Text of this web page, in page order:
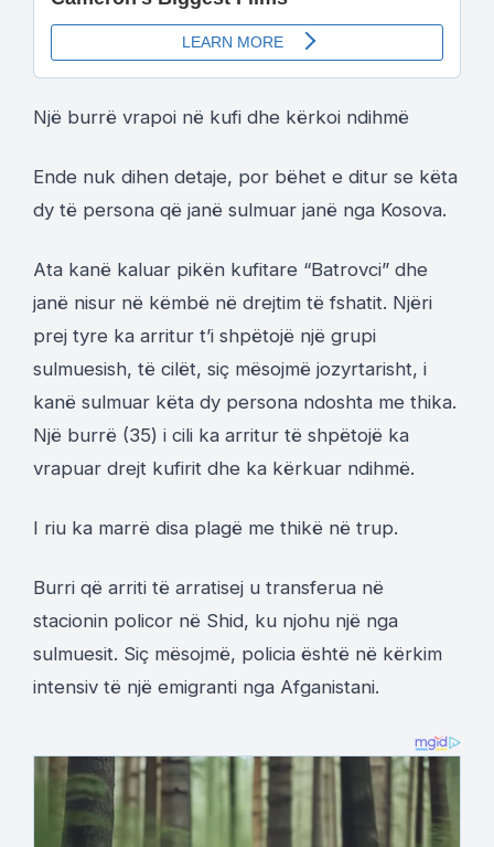
Një burrë vrapoi në kufi dhe kërkoi ndihmë
Ende nuk dihen detaje, por bëhet e ditur se këta
dy të persona që janë sulmuar janë nga Kosova.
Ata kanë kaluar pikën kufitare “Batrovci” dhe
janë nisur në këmbë në drejtim të fshatit. Njëri
prej tyre ka arritur t’i shpëtojë një grupi
sulmuesish, të cilët, siç mësojmë jozyrtarisht, i
kanë sulmuar këta dy persona ndoshta me thika.
Një burrë (35) i cili ka arritur të shpëtojë ka
vrapuar drejt kufirit dhe ka kërkuar ndihmë.
I riu ka marrë disa plagë me thikë në trup.
Burri që arriti të arratisej u transferua në
stacionin policor në Shid, ku njohu një nga
sulmuesit. Siç mësojmë, policia është në kërkim
intensiv të një emigranti nga Afganistani.